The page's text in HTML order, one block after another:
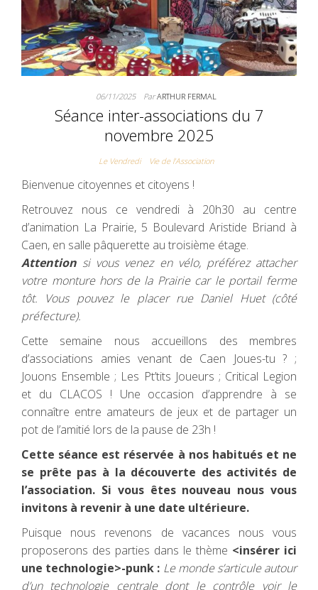
06/11/2025 ParARTHUR FERMAL
Séance inter-associations du 7
novembre 2025
Le Vendredi Vie de l'Association
Bienvenue citoyennes et citoyens !
Retrouvez nous ce vendredi à 20h30 au centre
d’animation La Prairie, 5 Boulevard Aristide Briand à
Caen, en salle pâquerette au troisième étage.
Attention si vous venez en vélo, préférez attacher
votre monture hors de la Prairie car le portail ferme
tôt. Vous pouvez le placer rue Daniel Huet (côté
préfecture).
Cette semaine nous accueillons des membres
d’associations amies venant de Caen Joues-tu ? ;
Jouons Ensemble ; Les Pt’tits Joueurs ; Critical Legion
et du CLACOS ! Une occasion d’apprendre à se
connaître entre amateurs de jeux et de partager un
pot de l’amitié lors de la pause de 23h !
Cette séance est réservée à nos habitués et ne
se prête pas à la découverte des activités de
l’association. Si vous êtes nouveau nous vous
invitons à revenir à une date ultérieure.
Puisque nous revenons de vacances nous vous
proposerons des parties dans le thème <insérer ici
une technologie>-punk : Le monde s’articule autour
d’un technologie centrale dont le contrôle voir le